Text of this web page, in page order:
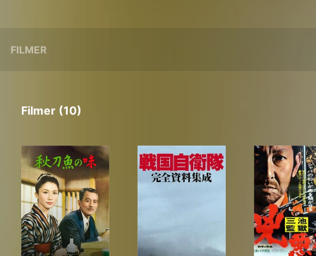
FILMER
Filmer (10)